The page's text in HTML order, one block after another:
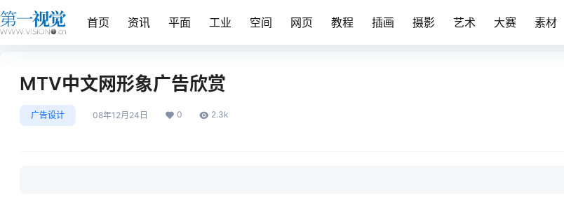
首页 资讯 平面 工业 空间 网页 教程 插画 摄影 艺术 大赛 素材
MTV中文网形象广告欣赏
广告设计 08年12月24日 0 2.3k